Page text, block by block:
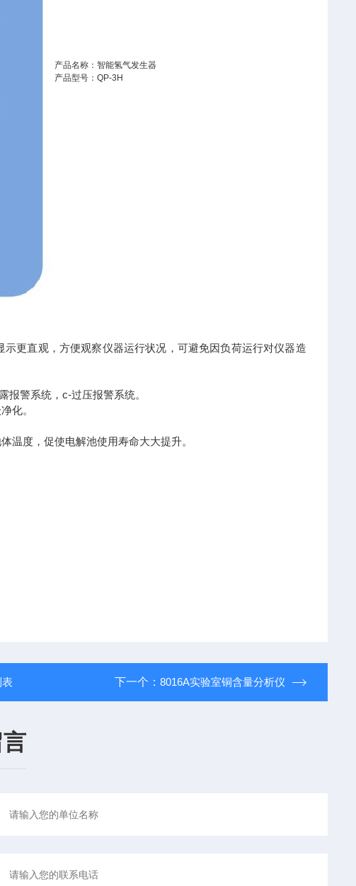
产品名称：智能氢气发生器
产品型号：QP-3H
更直观，方便观察仪器运行状况，可避免因负荷运行对仪器造
报警系统，c-过压报警系统。
化。
温度，促使电解池使用寿命大大提升。
表 下一个： 8016A实验室铜含量分析仪